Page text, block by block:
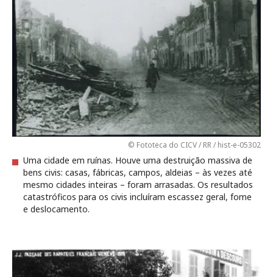
© Fototeca do CICV / RR / hist-e-05302
Uma cidade em ruínas. Houve uma destruição massiva de
bens civis: casas, fábricas, campos, aldeias – às vezes até
mesmo cidades inteiras – foram arrasadas. Os resultados
catastróficos para os civis incluíram escassez geral, fome
e deslocamento.